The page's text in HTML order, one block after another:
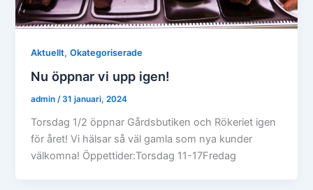
Aktuellt,Okategoriserade
Nu öppnar vi upp igen!
admin/31 januari, 2024
Torsdag 1/2 öppnar Gårdsbutiken och Rökeriet igen
för året! Vi hälsar så väl gamla som nya kunder
välkomna! Öppettider:Torsdag 11-17Fredag